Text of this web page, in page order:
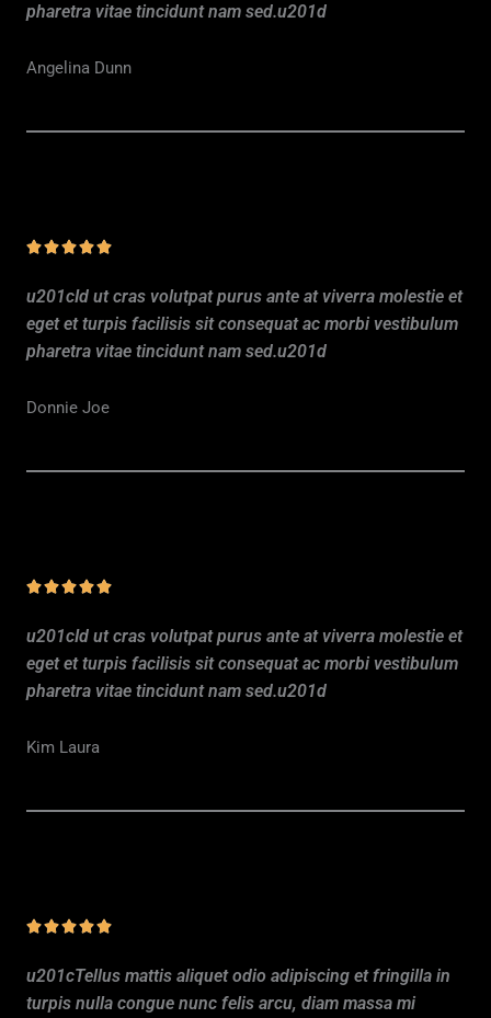
5
u
5
pharetra vitae tincidunt nam sed.u201d
Angelina Dunn
N
t
é
5
5
u201cId ut cras volutpat purus ante at viverra molestie et
eget et turpis facilisis sit consequat ac morbi vestibulum
pharetra vitae tincidunt nam sed.u201d
Donnie Joe
N
t
é
5
5
u201cId ut cras volutpat purus ante at viverra molestie et
eget et turpis facilisis sit consequat ac morbi vestibulum
pharetra vitae tincidunt nam sed.u201d
Kim Laura
N
t
é
u201cTellus mattis aliquet odio adipiscing et fringilla in
turpis nulla congue nunc felis arcu, diam massa mi